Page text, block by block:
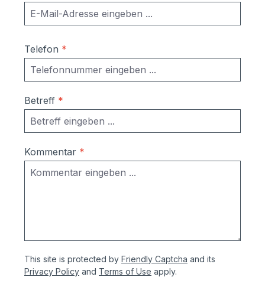
Telefon *
Betreff *
Kommentar *
This site is protected by Friendly Captcha and its
Privacy Policy and Terms of Use apply.